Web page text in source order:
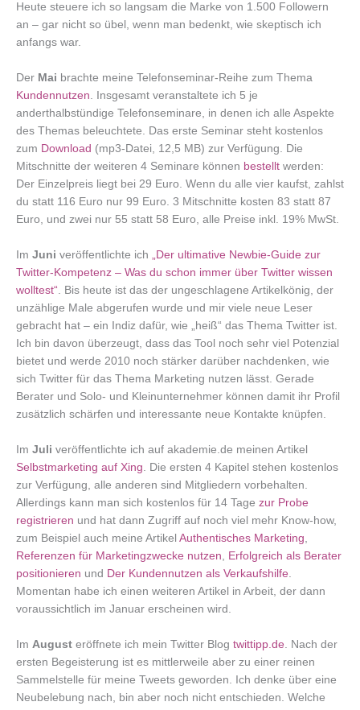
Heute steuere ich so langsam die Marke von 1.500 Followern
an – gar nicht so übel, wenn man bedenkt, wie skeptisch ich
anfangs war.
Der Mai brachte meine Telefonseminar-Reihe zum Thema
Kundennutzen. Insgesamt veranstaltete ich 5 je
anderthalbstündige Telefonseminare, in denen ich alle Aspekte
des Themas beleuchtete. Das erste Seminar steht kostenlos
zum Download (mp3-Datei, 12,5 MB) zur Verfügung. Die
Mitschnitte der weiteren 4 Seminare können bestellt werden:
Der Einzelpreis liegt bei 29 Euro. Wenn du alle vier kaufst, zahlst
du statt 116 Euro nur 99 Euro. 3 Mitschnitte kosten 83 statt 87
Euro, und zwei nur 55 statt 58 Euro, alle Preise inkl. 19% MwSt.
Im Juni veröffentlichte ich „Der ultimative Newbie-Guide zur
Twitter-Kompetenz – Was du schon immer über Twitter wissen
wolltest“ . Bis heute ist das der ungeschlagene Artikelkönig, der
unzählige Male abgerufen wurde und mir viele neue Leser
gebracht hat – ein Indiz dafür, wie „heiß“ das Thema Twitter ist.
Ich bin davon überzeugt, dass das Tool noch sehr viel Potenzial
bietet und werde 2010 noch stärker darüber nachdenken, wie
sich Twitter für das Thema Marketing nutzen lässt. Gerade
Berater und Solo- und Kleinunternehmer können damit ihr Profil
zusätzlich schärfen und interessante neue Kontakte knüpfen.
Im Juli veröffentlichte ich auf akademie.de meinen Artikel
Selbstmarketing auf Xing . Die ersten 4 Kapitel stehen kostenlos
zur Verfügung, alle anderen sind Mitgliedern vorbehalten.
Allerdings kann man sich kostenlos für 14 Tage zur Probe
registrieren und hat dann Zugriff auf noch viel mehr Know-how,
zum Beispiel auch meine Artikel Authentisches Marketing
Referenzen für Marketingzwecke nutzen
Erfolgreich als Berater
positionieren und Der Kundennutzen als Verkaufshilfe
Momentan habe ich einen weiteren Artikel in Arbeit, der dann
voraussichtlich im Januar erscheinen wird.
Im August eröffnete ich mein Twitter Blog twittipp.de . Nach der
ersten Begeisterung ist es mittlerweile aber zu einer reinen
Sammelstelle für meine Tweets geworden. Ich denke über eine
Neubelebung nach, bin aber noch nicht entschieden. Welche